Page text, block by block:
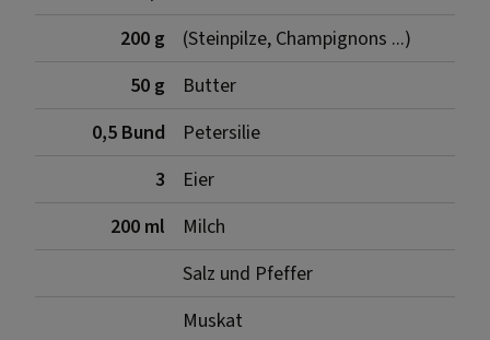
200 g
(Steinpilze, Champignons ...)
50 g
Butter
0,5 Bund
Petersilie
3
Eier
200 ml
Milch
Salz und Pfeffer
Muskat